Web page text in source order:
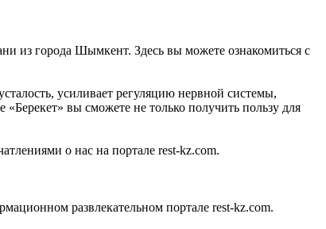
из города Шымкент. Здесь вы можете ознакомиться с
усиливает регуляцию нервной системы,
вы сможете не только получить пользу для
о нас на портале rest-kz.com.
развлекательном портале rest-kz.com.